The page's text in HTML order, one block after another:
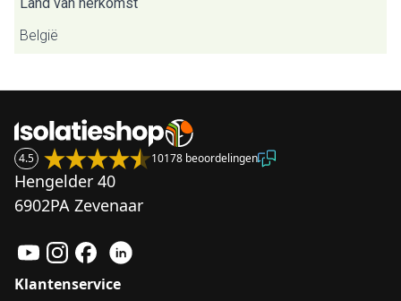
België
4.5 10178 beoordelingen
Hengelder 40
6902PA Zevenaar
Klantenservice